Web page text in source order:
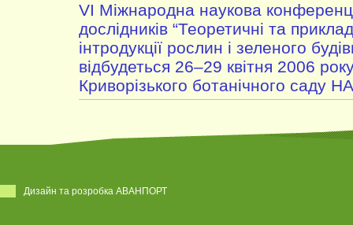
VІ Міжнародна наукова
дослідників “Теоретичні та
інтродукції рослин і зеленого
відбудеться 26–29 квітня 2006
Криворізького ботанічного саду
Дизайн та розробка АВАНПОРТ